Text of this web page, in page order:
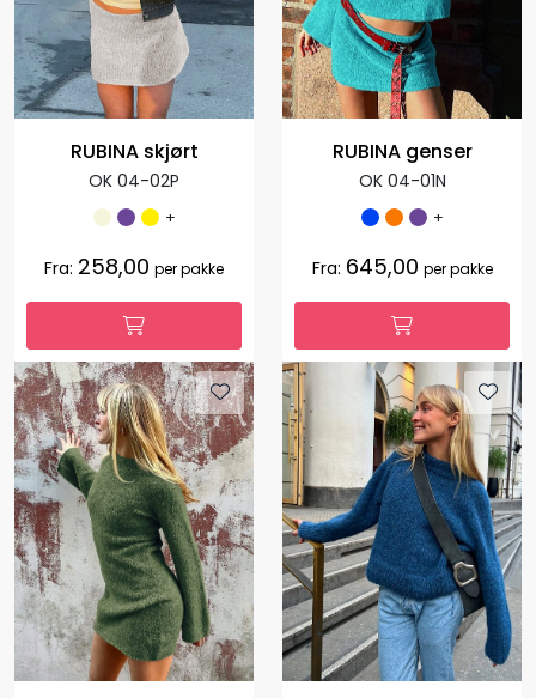
RUBINA skjørt
OK 04-02P
+
Fra: 258,00 per pakke
RUBINA genser
OK 04-01N
+
Fra: 645,00 per pakke